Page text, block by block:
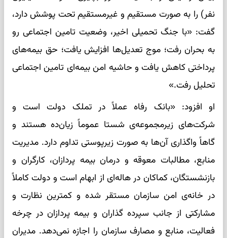
نفر) را به صورت مستقیم و غیرمستقیم تحت پوشش دارد،
گفت: «با جنگ تحمیلی اخیر، وضعیت تامین اجتماعی رو
به بحران رفت؛ موج تعدیل‌ها افزایش یافت؛ حق بیمه‌های
پرداختی کاهش یافت و حاشیه امن بیمه‌ای تامین اجتماعی
تحلیل رفت.»
او افزود: «بانک رفاه عملاً در تملک دولت است و
شرکت‌های زیرمجموعه‌ی شستا عموماً زیان‌ده هستند و
گاهاً واگذاری آن‌ها به صورت زیرپوستی تداوم دارد. مدیریت
منابع، مطالبات معوقه و درمان بیمه پردازان، کارگران و
بازنشستگان، کماکان در هاله‌ای از ابهام است و دولت کاملاً
در خانه‌ی امن سازمان مستقر شده و کمترین نظارت و
مشارکتی از جانب سپرده گذاران و بیمه پردازان در چرخه
فعالیت، منابع و مصارف سازمان را اجازه نمی‌دهد. مدیران